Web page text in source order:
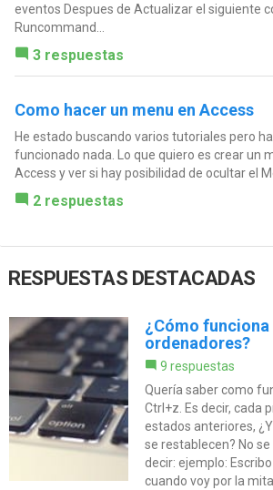
eventos Despues de Actualizar el siguiente
Runcommand...
3 respuestas
Como hacer un menu en Access
He estado buscando varios tutoriales pero
funcionado nada. Lo que quiero es crear un
Access y ver si hay posibilidad de ocultar el
2 respuestas
RESPUESTAS DESTACADAS
¿Cómo
ordenadores?
9 respuestas
Quería saber como
Ctrl+z. Es decir, cada
estados anteriores,
se restablecen? No
decir: ejemplo:
cuando voy por la